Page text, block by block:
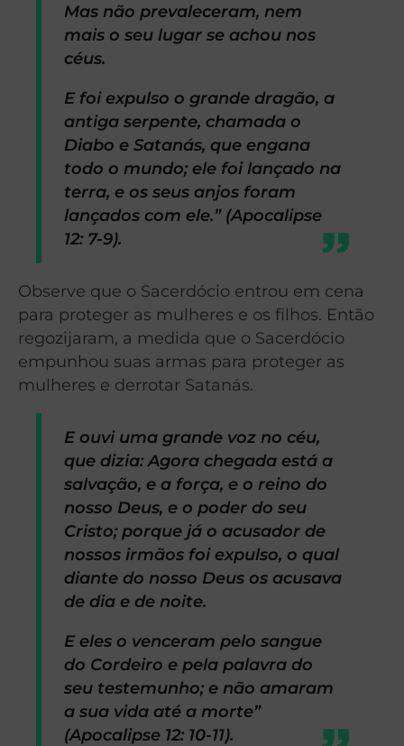
Mas não prevaleceram, nem
mais o seu lugar se achou nos
céus.
E foi expulso o grande dragão, a
antiga serpente, chamada o
Diabo e Satanás, que engana
todo o mundo; ele foi lançado na
terra, e os seus anjos foram
lançados com ele.” (Apocalipse
12: 7-9).
Observe que o Sacerdócio entrou em cena
para proteger as mulheres e os filhos. Então
regozijaram, a medida que o Sacerdócio
empunhou suas armas para proteger as
mulheres e derrotar Satanás.
E ouvi uma grande voz no céu,
que dizia: Agora chegada está a
salvação, e a força, e o reino do
nosso Deus, e o poder do seu
Cristo; porque já o acusador de
nossos irmãos foi expulso, o qual
diante do nosso Deus os acusava
de dia e de noite.
E eles o venceram pelo sangue
do Cordeiro e pela palavra do
seu testemunho; e não amaram
a sua vida até a morte”
(Apocalipse 12: 10-11).